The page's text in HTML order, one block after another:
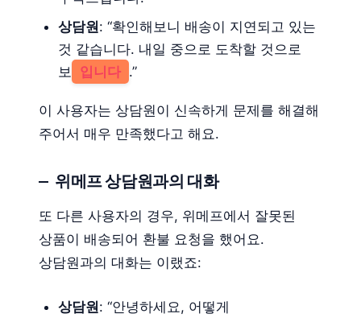
상담원: “확인해보니 배송이 지연되고 있는
것 같습니다. 내일 중으로 도착할 것으로
보 입니다 .”
이 사용자는 상담원이 신속하게 문제를 해결해
주어서 매우 만족했다고 해요.
위메프 상담원과의 대화
또 다른 사용자의 경우, 위메프에서 잘못된
상품이 배송되어 환불 요청을 했어요.
상담원과의 대화는 이랬죠:
상담원: “안녕하세요, 어떻게